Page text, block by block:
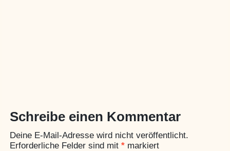
Schreibe einen Kommentar
Deine E-Mail-Adresse wird nicht veröffentlicht.
Erforderliche Felder sind mit* markiert